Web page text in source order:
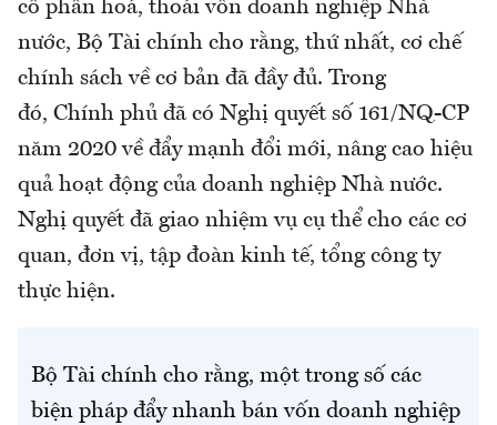
cổ phần hoá, thoái vốn doanh nghiệp Nhà
nước, Bộ Tài chính cho rằng, thứ nhất, cơ chế
chính sách về cơ bản đã đầy đủ. Trong
đó, Chính phủ đã có Nghị quyết số 161/NQ-CP
năm 2020 về đẩy mạnh đổi mới, nâng cao hiệu
quả hoạt động của doanh nghiệp Nhà nước.
Nghị quyết đã giao nhiệm vụ cụ thể cho các cơ
quan, đơn vị, tập đoàn kinh tế, tổng công ty
thực hiện.
Bộ Tài chính cho rằng, một trong số các
biện pháp đẩy nhanh bán vốn doanh nghiệp